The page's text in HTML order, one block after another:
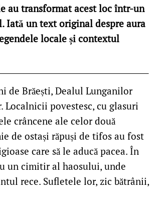
au transformat acest loc într-un
Iată un text original despre aura
locale și contextul
de Brăești, Dealul Lunganilor
Localnicii povestesc, cu glasuri
crâncene ale celor două
de ostași răpuși de tifos au fost
care să le aducă pacea. În
un cimitir al haosului, unde
rece. Sufletele lor, zic bătrânii,